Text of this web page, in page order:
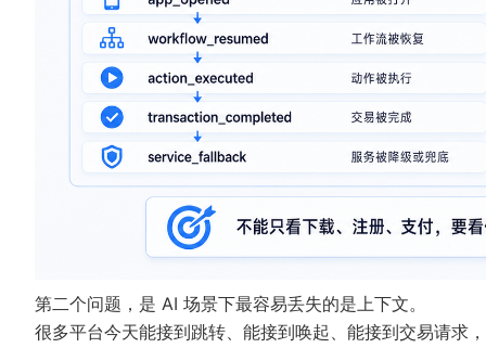
第二个问题，是 AI 场景下最容易丢失的是上下文。
很多平台今天能接到跳转、能接到唤起、能接到交易请求